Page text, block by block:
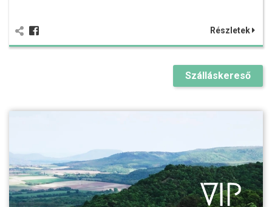
Részletek
Szálláskereső